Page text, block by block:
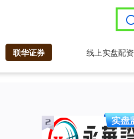
联华证券 线上实盘配资